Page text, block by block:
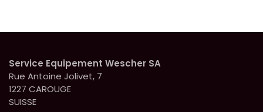
Paramètres techniques :
– Minuteur : 0-90 min
Service Equipement Wescher SA
Rue Antoine Jolivet, 7
1227 CAROUGE
SUISSE